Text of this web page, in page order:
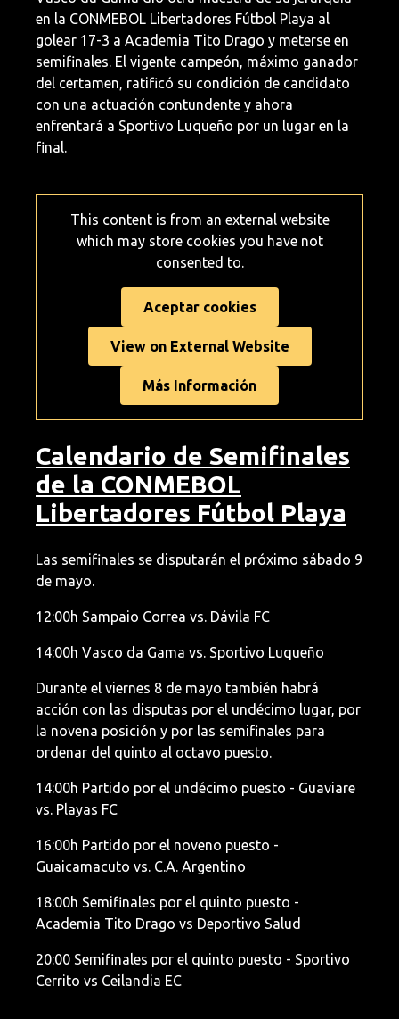
en la CONMEBOL Libertadores Fútbol Playa al
golear 17-3 a Academia Tito Drago y meterse en
semifinales. El vigente campeón, máximo ganador
del certamen, ratificó su condición de candidato
con una actuación contundente y ahora
enfrentará a Sportivo Luqueño por un lugar en la
final.
This content is from an external website
which may store cookies you have not
consented to.
Aceptar cookies
View on External Website
Más Información
Calendario de Semifinales
de la CONMEBOL
Libertadores Fútbol Playa
Las semifinales se disputarán el próximo sábado 9
de mayo.
12:00h Sampaio Correa vs. Dávila FC
14:00h Vasco da Gama vs. Sportivo Luqueño
Durante el viernes 8 de mayo también habrá
acción con las disputas por el undécimo lugar, por
la novena posición y por las semifinales para
ordenar del quinto al octavo puesto.
14:00h Partido por el undécimo puesto - Guaviare
vs. Playas FC
16:00h Partido por el noveno puesto -
Guaicamacuto vs. C.A. Argentino
18:00h Semifinales por el quinto puesto -
Academia Tito Drago vs Deportivo Salud
20:00 Semifinales por el quinto puesto - Sportivo
Cerrito vs Ceilandia EC